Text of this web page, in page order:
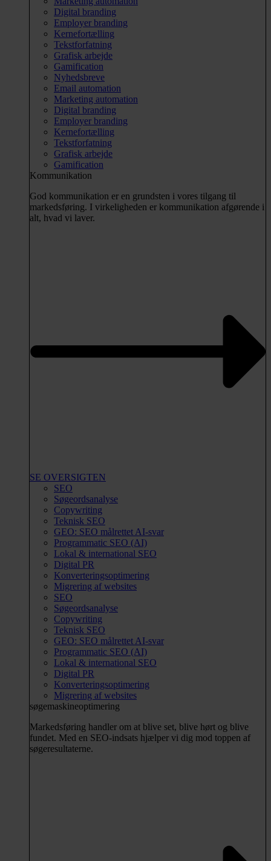
Digital branding
Employer branding
Kernefortælling
Tekstforfatning
Grafisk arbejde
Gamification
Nyhedsbreve
Email automation
Marketing automation
Digital branding
Employer branding
Kernefortælling
Tekstforfatning
Grafisk arbejde
Gamification
Kommunikation
God kommunikation er en grundsten i vores tilgang til
markedsføring. I virkeligheden er kommunikation afgørende i
alt, hvad vi laver.
SE OVERSIGTEN
SEO
Søgeordsanalyse
Copywriting
Teknisk SEO
GEO: SEO målrettet AI-svar
Programmatic SEO (AI)
Lokal & international SEO
Digital PR
Konverteringsoptimering
Migrering af websites
SEO
Søgeordsanalyse
Copywriting
Teknisk SEO
GEO: SEO målrettet AI-svar
Programmatic SEO (AI)
Lokal & international SEO
Digital PR
Konverteringsoptimering
Migrering af websites
søgemaskineoptimering
Markedsføring handler om at blive set, blive hørt og blive
fundet. Med en SEO-indsats hjælper vi dig mod toppen af
søgeresultaterne.